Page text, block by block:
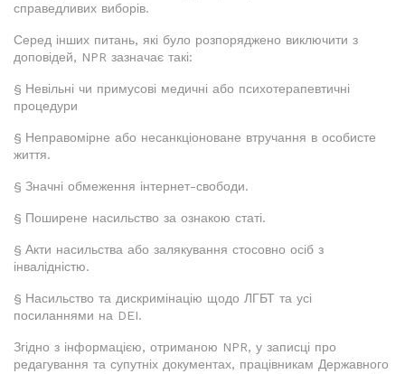
справедливих виборів.
Серед інших питань, які було розпоряджено виключити з
доповідей, NPR зазначає такі:
§ Невільні чи примусові медичні або психотерапевтичні
процедури
§ Неправомірне або несанкціоноване втручання в особисте
життя.
§ Значні обмеження інтернет-свободи.
§ Поширене насильство за ознакою статі.
§ Акти насильства або залякування стосовно осіб з
інвалідністю.
§ Насильство та дискримінацію щодо ЛГБТ та усі
посиланнями на DEI.
Згідно з інформацією, отриманою NPR, у записці про
редагування та супутніх документах, працівникам Державного